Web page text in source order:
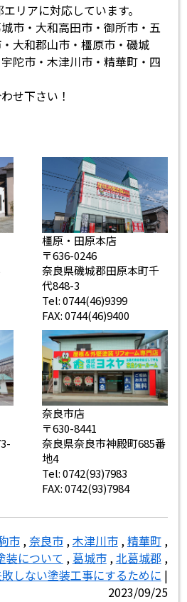
リアに対応しています。
市・大和高田市・御所市・五
大和郡山市・橿原市・磯城
陀市・木津川市・精華町・四
せ下さい！
橿原・田原本店
〒636-0246
奈良県磯城郡田原本町千
代848-3
Tel: 0744(46)9399
FAX: 0744(46)9400
奈良市店
〒630-8441
奈良県奈良市神殿町685番
地4
Tel: 0742(93)7983
FAX: 0742(93)7984
市,奈良市,木津川市,精華町,
装について ,葛城市,北葛城郡,
しない塗装工事にするために |
2023/09/25